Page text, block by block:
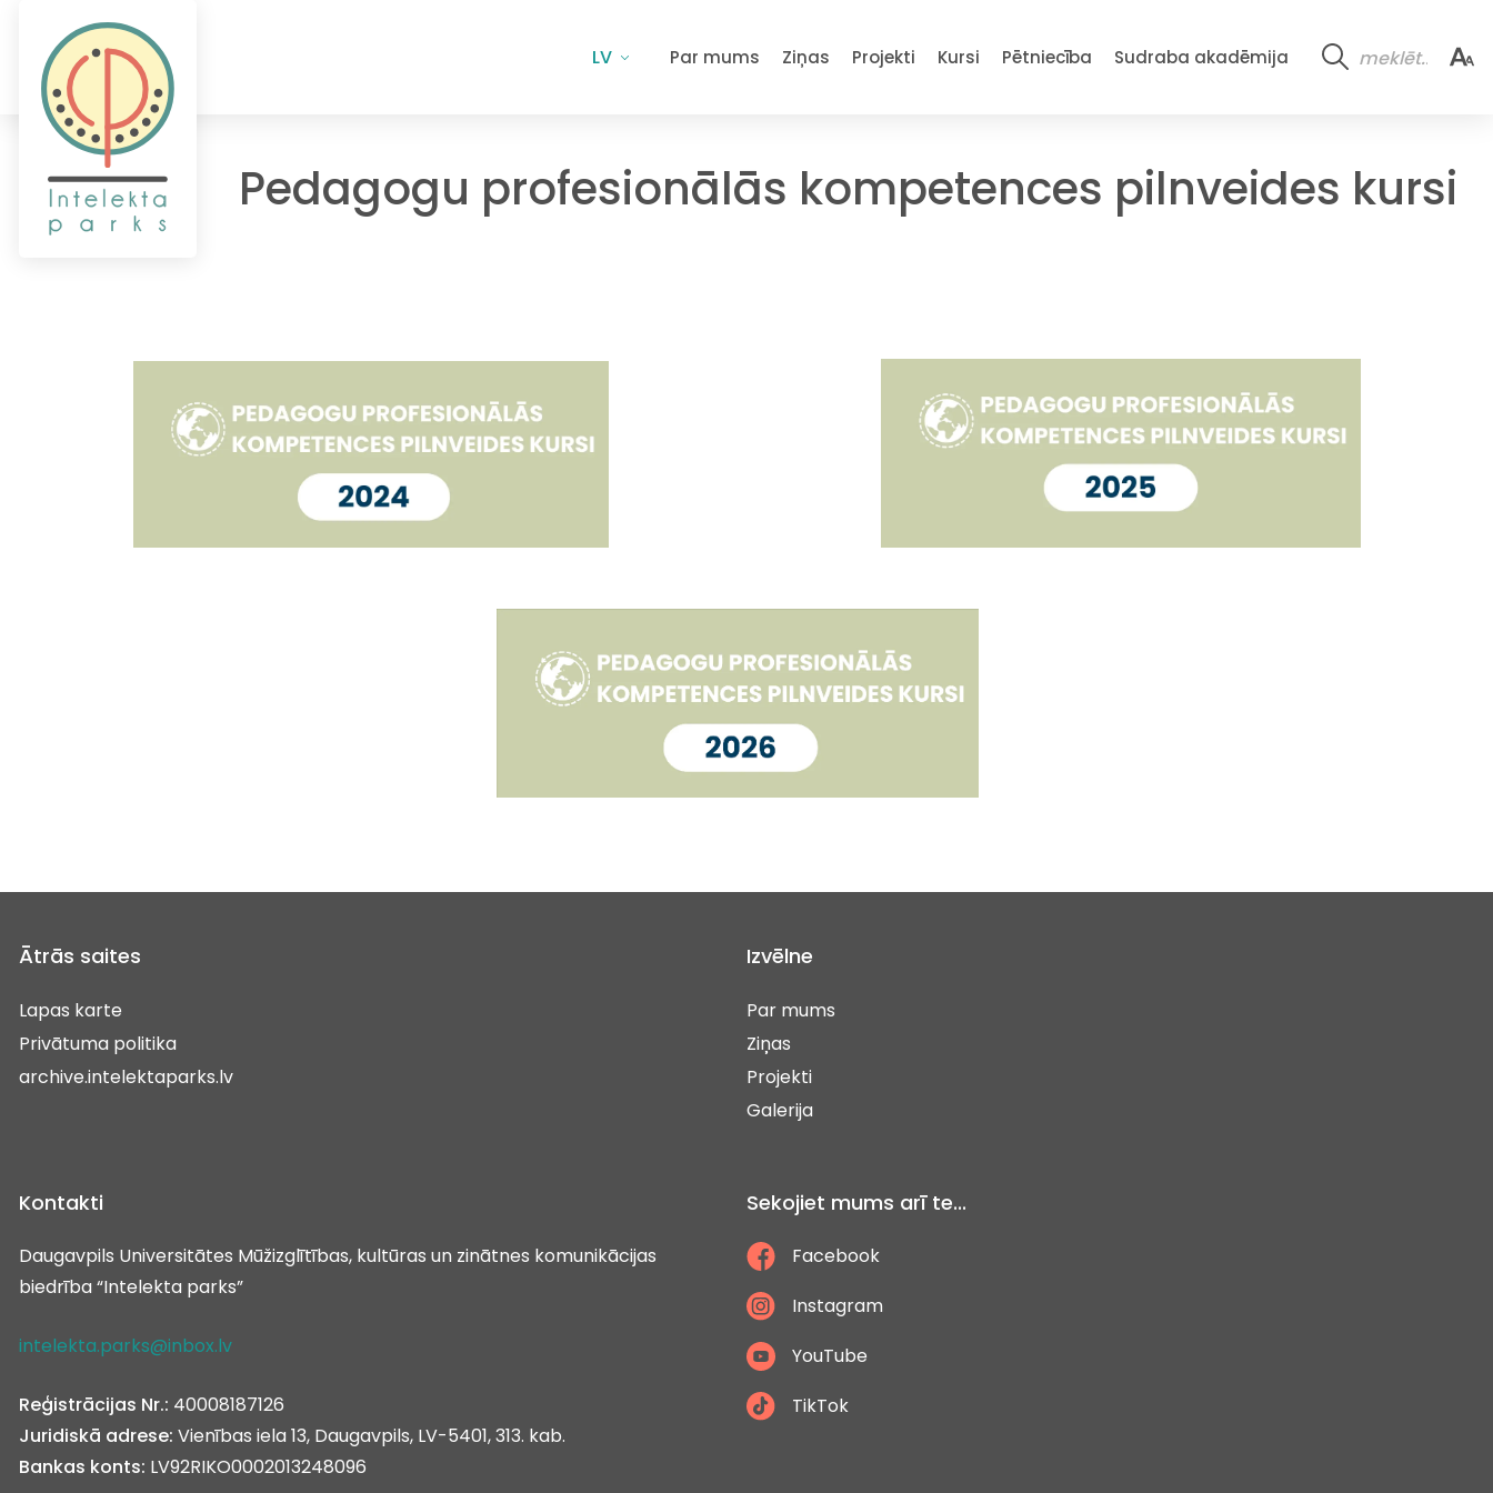
LV Par mums Ziņas Projekti Kursi Pētniecība Sudraba akadēmija
Pedagogu profesionālās kompetences pilnveides kursi
Ātrās saites
Lapas karte
Privātuma politika
archive.intelektaparks.lv
Izvēlne
Par mums
Ziņas
Projekti
Galerija
Kontakti
Daugavpils Universitātes Mūžizglītības, kultūras un zinātnes komunikācijas
biedrība “Intelekta parks”
intelekta.parks@inbox.lv
Reģistrācijas Nr.: 40008187126
Juridiskā adrese: Vienības iela 13, Daugavpils, LV-5401, 313. kab.
Bankas konts: LV92RIKO0002013248096
Sekojiet mums arī te...
Facebook
Instagram
YouTube
TikTok